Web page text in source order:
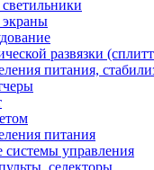
развязки
питания,
питания
управления
селекторы